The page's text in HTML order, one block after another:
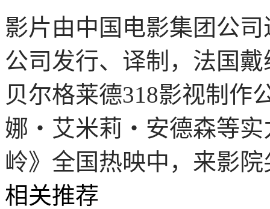
影片由中国电影集团公
公司发行、译制，法国
贝尔格莱德318影视制作
娜・艾米莉・安德森等
岭》全国热映中，来影
相关推荐